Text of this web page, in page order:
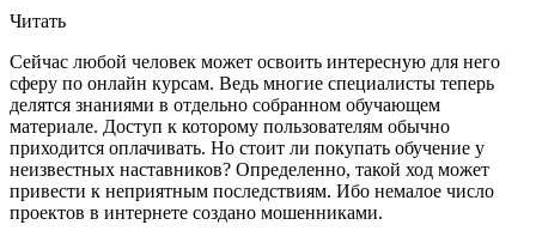
Читать
Сейчас любой человек может освоить интересную для него
сферу по онлайн курсам. Ведь многие специалисты теперь
делятся знаниями в отдельно собранном обучающем
материале. Доступ к которому пользователям обычно
приходится оплачивать. Но стоит ли покупать обучение у
неизвестных наставников? Определенно, такой ход может
привести к неприятным последствиям. Ибо немалое число
проектов в интернете создано мошенниками.